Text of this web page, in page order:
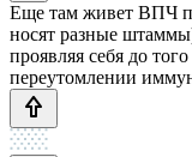
Еще там живет ВПЧ
носят разные
проявляя себя до
переутомлении